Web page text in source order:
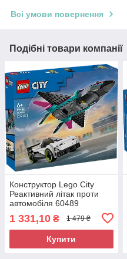
Всі умови повернення
Подібні товари компанії
Конструктор Lego City
Реактивний літак проти
автомобіля 60489
1 331,10 ₴ 1 479 ₴
Купити